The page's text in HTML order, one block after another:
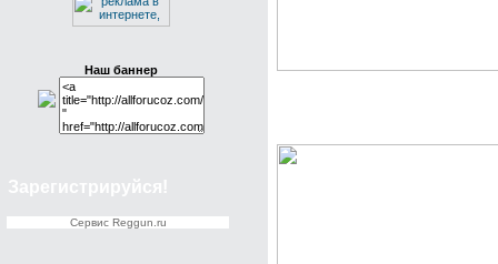
Наш баннер
Зарегистрируйся!
Cервис Reggun.ru